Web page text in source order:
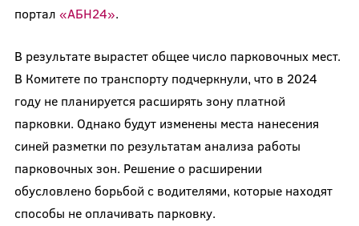
портал «АБН24».
В результате вырастет общее число парковочных мест.
В Комитете по транспорту подчеркнули, что в 2024
году не планируется расширять зону платной
парковки. Однако будут изменены места нанесения
синей разметки по результатам анализа работы
парковочных зон. Решение о расширении
обусловлено борьбой с водителями, которые находят
способы не оплачивать парковку.